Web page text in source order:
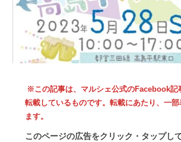
※この記事は、マルシェ公式のFacebook記
転載しているものです。転載にあたり、一
ます。
このページの広告をクリック・タップし